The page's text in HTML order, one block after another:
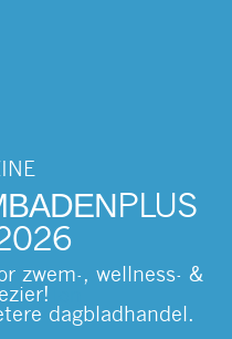
PLUS
zwem-, wellness- &
dagbladhandel.